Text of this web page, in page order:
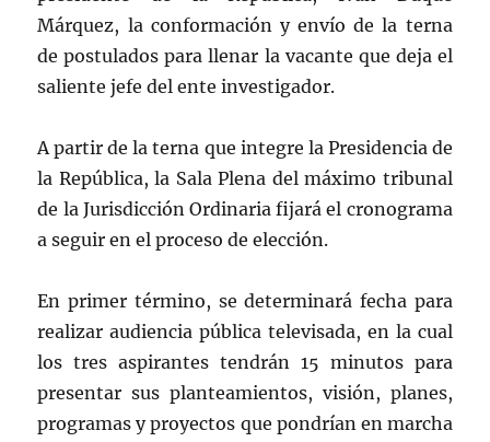
Márquez, la conformación y envío de la terna
de postulados para llenar la vacante que deja el
saliente jefe del ente investigador.
A partir de la terna que integre la Presidencia de
la República, la Sala Plena del máximo tribunal
de la Jurisdicción Ordinaria fijará el cronograma
a seguir en el proceso de elección.
En primer término, se determinará fecha para
realizar audiencia pública televisada, en la cual
los tres aspirantes tendrán 15 minutos para
presentar sus planteamientos, visión, planes,
programas y proyectos que pondrían en marcha